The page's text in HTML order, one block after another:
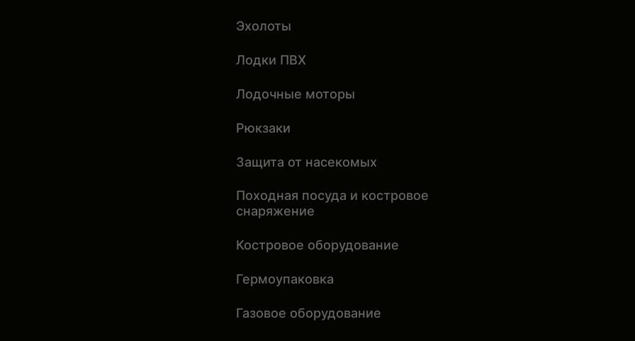
Эхолоты
Лодки ПВХ
Лодочные моторы
Рюкзаки
Защита от насекомых
Походная посуда и костровое
снаряжение
Костровое оборудование
Гермоупаковка
Газовое оборудование